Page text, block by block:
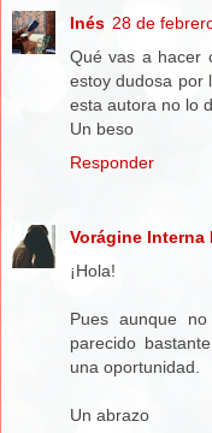
Inés 28 de
Qué vas a hacer
estoy dudosa por
esta autora no lo
Un beso
Responder
Vorágine Interna
¡Hola!
Pues aunque
parecido
una oportunidad.
Un abrazo